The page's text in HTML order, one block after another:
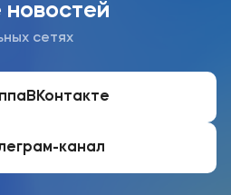
новостей
сетях
ВКонтакте
канал